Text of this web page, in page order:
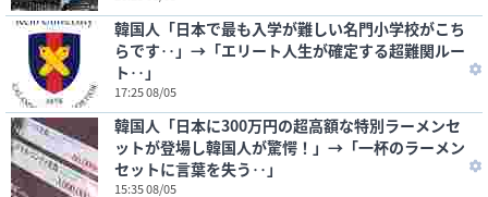
韓国人「日本で最も入学が難しい名門小学校がこち
らです‥」→「エリート人生が確定する超難関ルー
ト‥」
17:25 08/05
韓国人「日本に300万円の超高額な特別ラーメンセ
ットが登場し韓国人が驚愕！」→「一杯のラーメン
セットに言葉を失う‥」
15:35 08/05